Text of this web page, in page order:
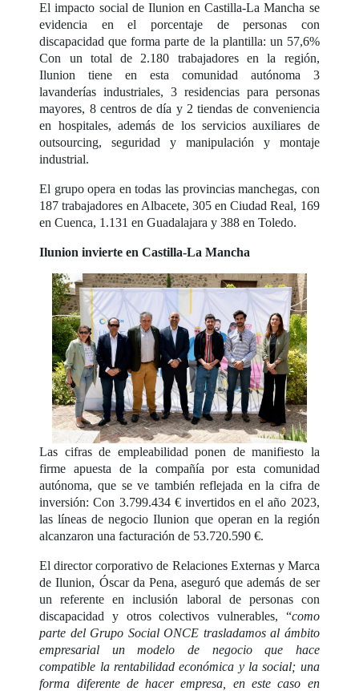
El impacto social de Ilunion en Castilla-La Mancha se
evidencia en el porcentaje de personas con
discapacidad que forma parte de la plantilla: un 57,6%
Con un total de 2.180 trabajadores en la región,
Ilunion tiene en esta comunidad autónoma 3
lavanderías industriales, 3 residencias para personas
mayores, 8 centros de día y 2 tiendas de conveniencia
en hospitales, además de los servicios auxiliares de
outsourcing, seguridad y manipulación y montaje
industrial.
El grupo opera en todas las provincias manchegas, con
187 trabajadores en Albacete, 305 en Ciudad Real, 169
en Cuenca, 1.131 en Guadalajara y 388 en Toledo.
Ilunion invierte en Castilla-La Mancha
Las cifras de empleabilidad ponen de manifiesto la
firme apuesta de la compañía por esta comunidad
autónoma, que se ve también reflejada en la cifra de
inversión: Con 3.799.434 € invertidos en el año 2023,
las líneas de negocio Ilunion que operan en la región
alcanzaron una facturación de 53.720.590 €.
El director corporativo de Relaciones Externas y Marca
de Ilunion, Óscar da Pena, aseguró que además de ser
un referente en inclusión laboral de personas con
discapacidad y otros colectivos vulnerables, “como
parte del Grupo Social ONCE trasladamos al ámbito
empresarial un modelo de negocio que hace
compatible la rentabilidad económica y la social; una
forma diferente de hacer empresa, en este caso en